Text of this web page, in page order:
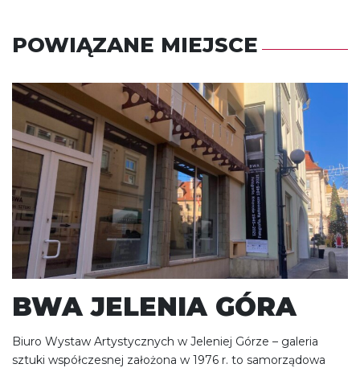
POWIĄZANE MIEJSCE
BWA JELENIA GÓRA
Biuro Wystaw Artystycznych w Jeleniej Górze – galeria
sztuki współczesnej założona w 1976 r. to samorządowa